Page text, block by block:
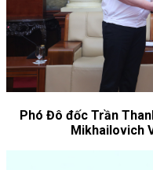
Phó Đô đốc Trần
Mikhailovich